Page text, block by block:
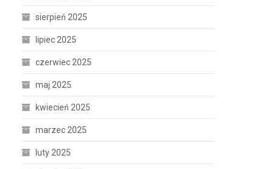
sierpień 2025
lipiec 2025
czerwiec 2025
maj 2025
kwiecień 2025
marzec 2025
luty 2025